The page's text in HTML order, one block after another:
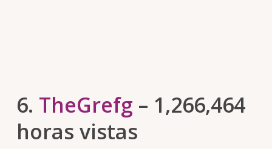
6. TheGrefg – 1,266,464
horas vistas